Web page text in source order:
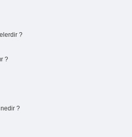
?
?
nedir ?